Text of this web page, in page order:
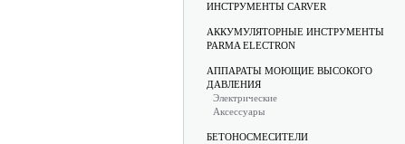
ИНСТРУМЕНТЫ CARVER
АККУМУЛЯТОРНЫЕ ИНСТРУМЕНТЫ
PARMA ELECTRON
АППАРАТЫ МОЮЩИЕ ВЫСОКОГО
ДАВЛЕНИЯ
Электрические
Аксессуары
БЕТОНОСМЕСИТЕЛИ